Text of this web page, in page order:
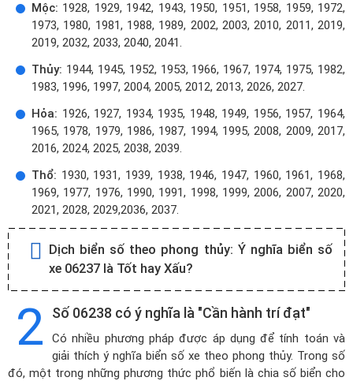
Mộc: 1928, 1929, 1942, 1943, 1950, 1951, 1958, 1959, 1972,
1973, 1980, 1981, 1988, 1989, 2002, 2003, 2010, 2011, 2019,
2019, 2032, 2033, 2040, 2041.
Thủy: 1944, 1945, 1952, 1953, 1966, 1967, 1974, 1975, 1982,
1983, 1996, 1997, 2004, 2005, 2012, 2013, 2026, 2027.
Hỏa: 1926, 1927, 1934, 1935, 1948, 1949, 1956, 1957, 1964,
1965, 1978, 1979, 1986, 1987, 1994, 1995, 2008, 2009, 2017,
2016, 2024, 2025, 2038, 2039.
Thổ: 1930, 1931, 1939, 1938, 1946, 1947, 1960, 1961, 1968,
1969, 1977, 1976, 1990, 1991, 1998, 1999, 2006, 2007, 2020,
2021, 2028, 2029,2036, 2037.
Dịch biển số theo phong thủy: Ý nghĩa biển số
xe 06237 là Tốt hay Xấu?
2 Số 06238 có ý nghĩa là "Cần hành trí đạt"
Có nhiều phương pháp được áp dụng để tính toán và
giải thích ý nghĩa biển số xe theo phong thủy. Trong số
đó, một trong những phương thức phổ biến là chia số biển cho